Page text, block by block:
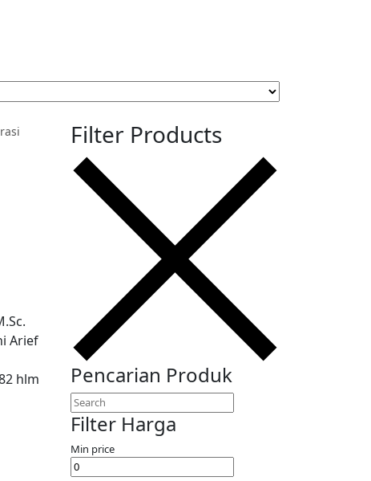
Arief
hlm
Filter Products
Pencarian Produk
Filter Harga
Min price